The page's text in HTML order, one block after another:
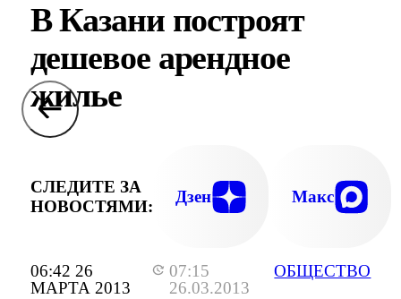
06:42 26
МАРТА 2013
07:15
26.03.2013
ОБЩЕСТВО
В Казани построят
дешевое арендное
жилье
СЛЕДИТЕ ЗА
НОВОСТЯМИ:
Дзен Макс